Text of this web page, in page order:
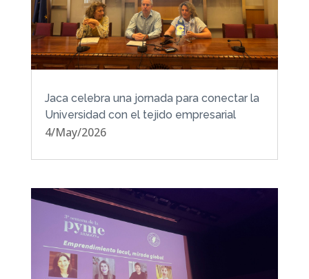
Jaca celebra una jornada para conectar la
Universidad con el tejido empresarial
4/May/2026